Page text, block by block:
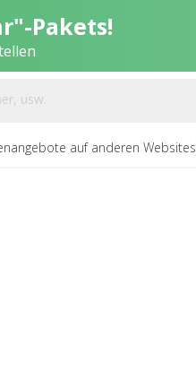
Pakets!
auf anderen Websites